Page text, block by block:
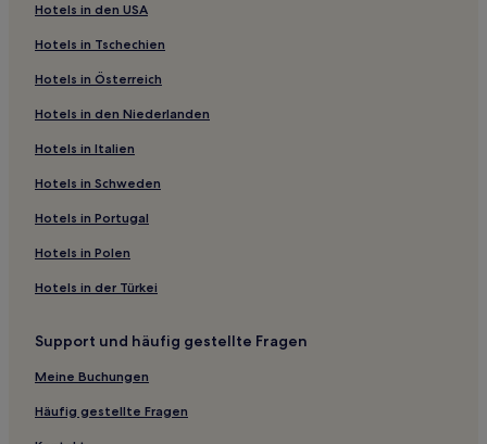
Hotels nahe Cape May Winery
Ocean County: Hotels
Pine Hill Hotels
Hotels nahe Renault Winery
Palermo Hotels
Cape May Court House Hotels
Hotels nahe Stone Harbor Beach
Batsto Hotels
Harvey Cedars: Hotels
Hotels nahe Historic Smithville & Village Green
Hotels nahe Cape Island Marina
Greenwich Hotels
Hotels in den USA
Hotels in Tschechien
Hotels in Österreich
Hotels in den Niederlanden
Hotels in Italien
Hotels in Schweden
Hotels in Portugal
Hotels in Polen
Hotels in der Türkei
Support und häufig gestellte Fragen
Meine Buchungen
Häufig gestellte Fragen